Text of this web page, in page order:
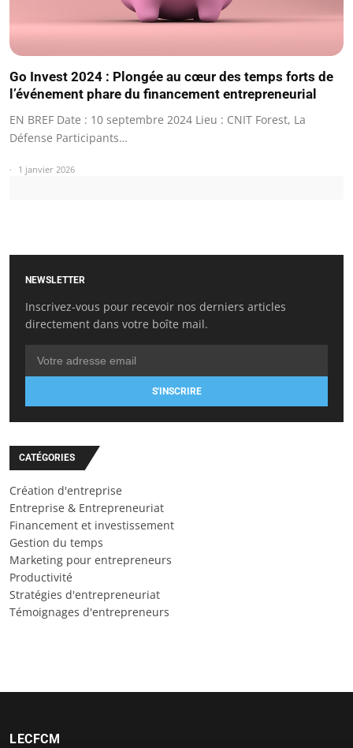
Go Invest 2024 : Plongée au cœur des temps forts de
l’événement phare du financement entrepreneurial
EN BREF Date : 10 septembre 2024 Lieu : CNIT Forest, La
Défense Participants…
1 janvier 2026
NEWSLETTER
Inscrivez-vous pour recevoir nos derniers articles
directement dans votre boîte mail.
S'INSCRIRE
CATÉGORIES
Création d'entreprise
Entreprise & Entrepreneuriat
Financement et investissement
Gestion du temps
Marketing pour entrepreneurs
Productivité
Stratégies d'entrepreneuriat
Témoignages d'entrepreneurs
LECFCM